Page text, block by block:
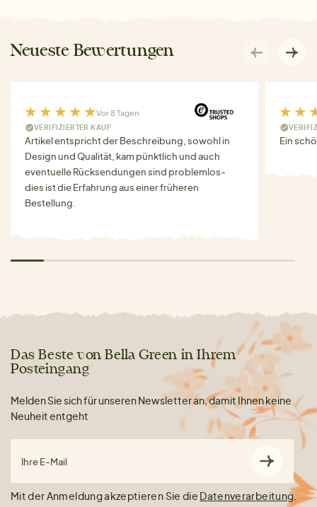
Neueste Bewertungen
Vor 8 Tagen
VERIFIZIERTER KAUF
Artikel entspricht der Beschreibung, sowohl in
Design und Qualität, kam pünktlich und auch
eventuelle Rücksendungen sind problemlos-
dies ist die Erfahrung aus einer früheren
Bestellung.
Ein
Das Beste von Bella Green in Ihrem
Posteingang
Melden Sie sich für unseren Newsletter an, damit Ihnen keine
Neuheit entgeht
Ihre E-Mail
Mit der Anmeldung akzeptieren Sie die Datenverarbeitung.